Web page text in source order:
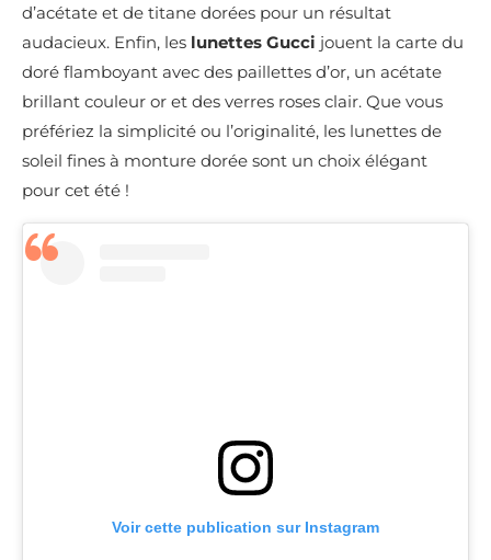
d’acétate et de titane dorées pour un résultat
audacieux. Enfin, les lunettes Gucci jouent la carte du
doré flamboyant avec des paillettes d’or, un acétate
brillant couleur or et des verres roses clair. Que vous
préfériez la simplicité ou l’originalité, les lunettes de
soleil fines à monture dorée sont un choix élégant
pour cet été !
Voir cette publication sur Instagram